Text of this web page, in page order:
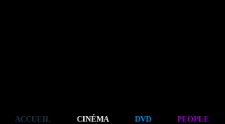
ACCUEIL CINÉMA DVD PEOPLE